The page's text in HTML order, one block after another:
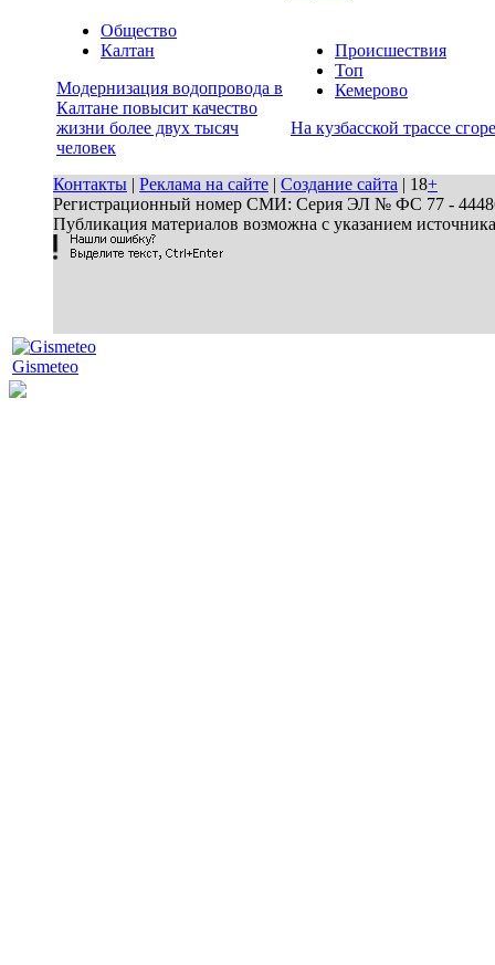
Общество
Калтан
Модернизация водопровода в
Калтане повысит качество
жизни более двух тысяч
человек
Происшествия
Топ
Кемерово
На кузбасской трассе
Контакты | Реклама на сайте | Создание сайта | 18+
Регистрационный номер СМИ: Серия ЭЛ № ФС 77 - 44486
Публикация материалов возможна с указанием
Gismeteo